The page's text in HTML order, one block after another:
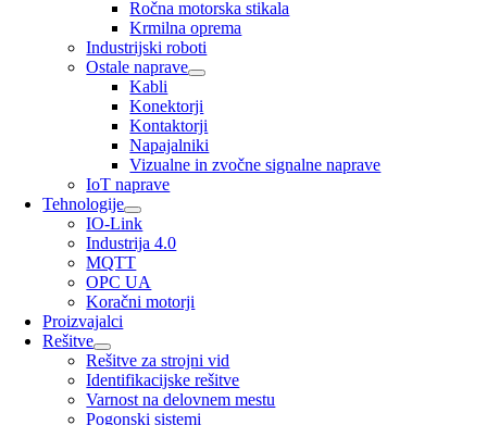
Ročna motorska stikala
Krmilna oprema
Industrijski roboti
Ostale naprave
Kabli
Konektorji
Kontaktorji
Napajalniki
Vizualne in zvočne signalne naprave
IoT naprave
Tehnologije
IO-Link
Industrija 4.0
MQTT
OPC UA
Koračni motorji
Proizvajalci
Rešitve
Rešitve za strojni vid
Identifikacijske rešitve
Varnost na delovnem mestu
Pogonski sistemi